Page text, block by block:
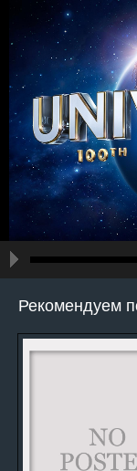
Рекомендуем